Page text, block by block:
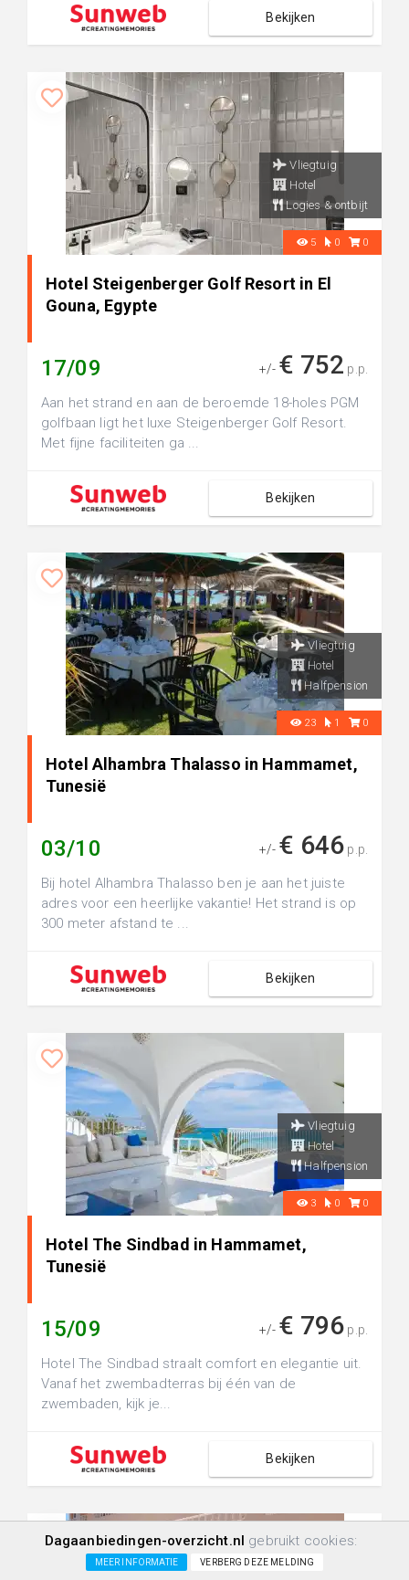
Bekijken
Vliegtuig
Hotel
Logies & ontbijt
5 0 0
Hotel Steigenberger Golf Resort in El
Gouna, Egypte
17/09 +/- € 752 p.p.
Aan het strand en aan de beroemde 18-holes PGM
golfbaan ligt het luxe Steigenberger Golf Resort.
Met fijne faciliteiten ga ...
Bekijken
Vliegtuig
Hotel
Halfpension
23 1 0
Hotel Alhambra Thalasso in Hammamet,
Tunesië
03/10 +/- € 646 p.p.
Bij hotel Alhambra Thalasso ben je aan het juiste
adres voor een heerlijke vakantie! Het strand is op
300 meter afstand te ...
Bekijken
Vliegtuig
Hotel
Halfpension
3 0 0
Hotel The Sindbad in Hammamet,
Tunesië
15/09 +/- € 796 p.p.
Hotel The Sindbad straalt comfort en elegantie uit.
Vanaf het zwembadterras bij één van de
zwembaden, kijk je...
Bekijken
Dagaanbiedingen-overzicht.nl gebruikt cookies:
MEER INFORMATIE VERBERG DEZE MELDING